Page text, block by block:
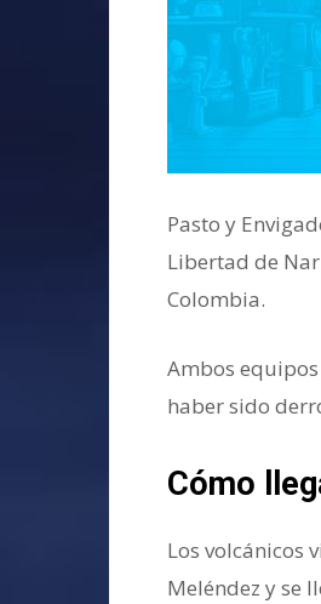
Pasto y
Libertad de
Colombia.
Ambos
haber sido
Cómo
Los volcánicos
Meléndez y se